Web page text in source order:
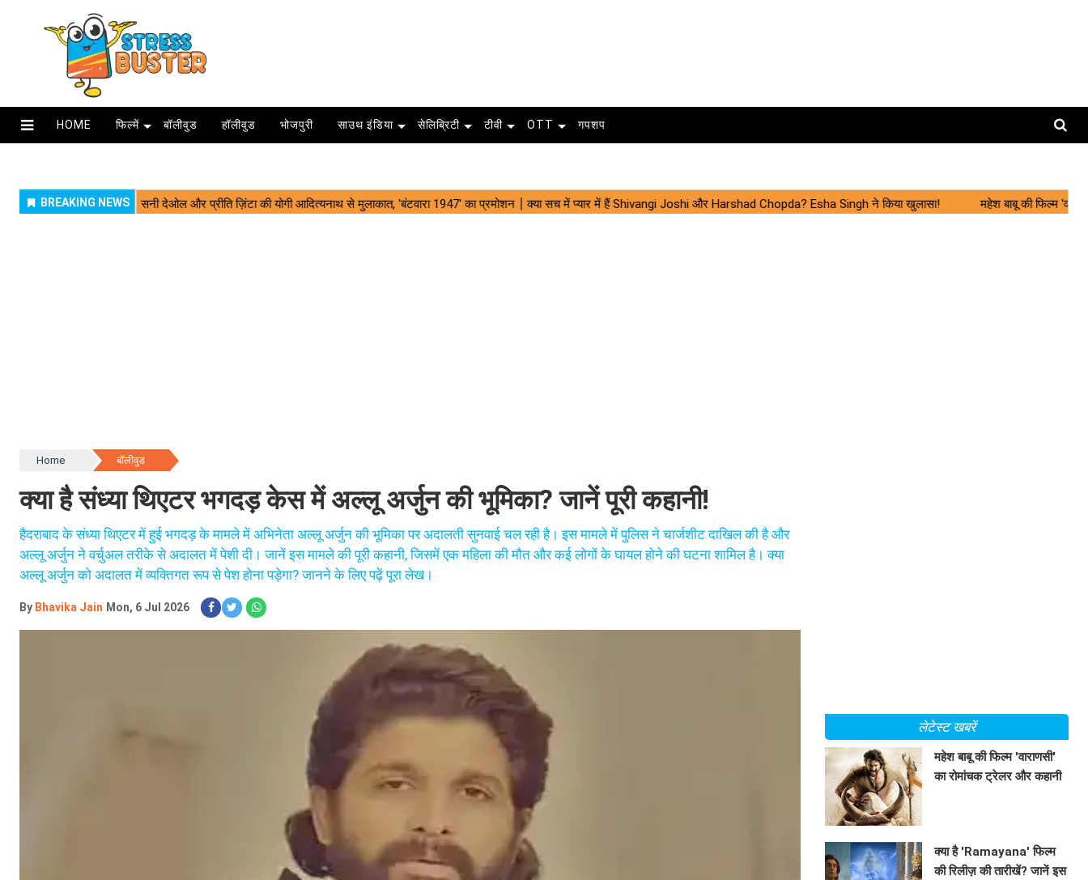
HOME फिल्में बॉलीवुड हॉलीवुड भोजपुरी साउथ इंडिया सेलिब्रिटी टीवी OTT गपशप
Home बॉलीवुड
क्या है संध्या थिएटर भगदड़ केस में अल्लू अर्जुन की भूमिका? जानें पूरी कहानी!
हैदराबाद के संध्या थिएटर में हुई भगदड़ के मामले में अभिनेता अल्लू अर्जुन की भूमिका पर अदालती सुनवाई चल रही है। इस मामले में पुलिस ने चार्जशीट दाखिल की है और
अल्लू अर्जुन ने वर्चुअल तरीके से अदालत में पेशी दी। जानें इस मामले की पूरी कहानी, जिसमें एक महिला की मौत और कई लोगों के घायल होने की घटना शामिल है। क्या
अल्लू अर्जुन को अदालत में व्यक्तिगत रूप से पेश होना पड़ेगा? जानने के लिए पढ़ें पूरा लेख।
By Bhavika Jain Mon, 6 Jul 2026
लेटेस्ट खबरें
महेश बाबू की फिल्म 'वाराणसी'
का रोमांचक ट्रेलर और कहानी
क्या है 'Ramayana' फिल्म
की रिलीज़ की तारीखें? जानें इस